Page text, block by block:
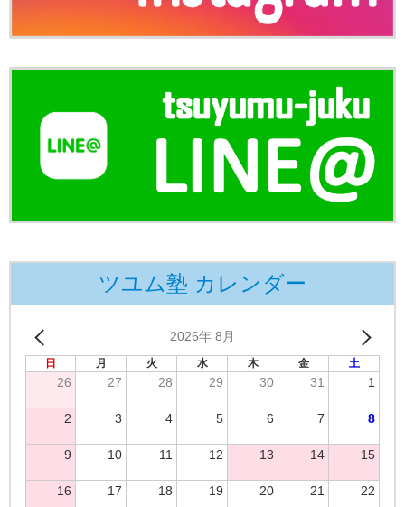
ツユム塾 カレンダー
2026年 8月
日 月 火 水 木 金 土
26 27 28 29 30 31 1
2 3 4 5 6 7 8
9 10 11 12 13 14 15
16 17 18 19 20 21 22